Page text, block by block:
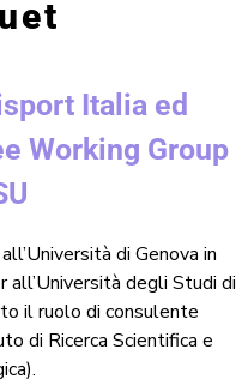
Italia ed
Working Group
di Genova in
degli Studi di
il ruolo di consulente
di Ricerca Scientifica e